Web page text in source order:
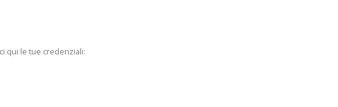
qui le tue credenziali: